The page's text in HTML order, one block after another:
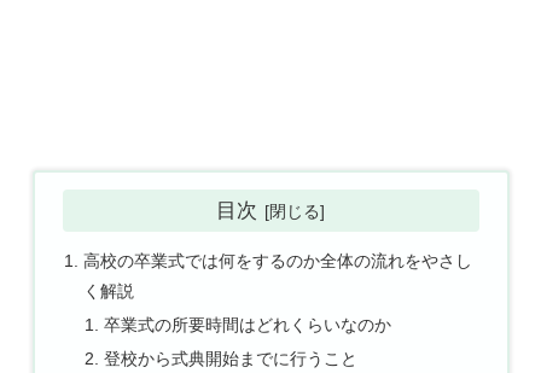
目次
高校の卒業式では何をするのか全体の流れをやさし
く解説
卒業式の所要時間はどれくらいなのか
登校から式典開始までに行うこと